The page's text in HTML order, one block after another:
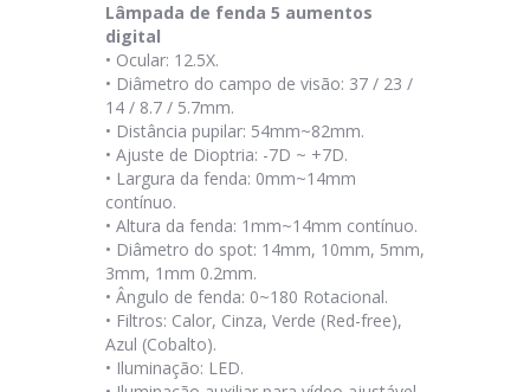
Lâmpada de fenda 5 aumentos
digital
• Ocular: 12.5X.
• Diâmetro do campo de visão: 37 / 23 /
14 / 8.7 / 5.7mm.
• Distância pupilar: 54mm~82mm.
• Ajuste de Dioptria: -7D ~ +7D.
• Largura da fenda: 0mm~14mm
contínuo.
• Altura da fenda: 1mm~14mm contínuo.
• Diâmetro do spot: 14mm, 10mm, 5mm,
3mm, 1mm 0.2mm.
• Ângulo de fenda: 0~180 Rotacional.
• Filtros: Calor, Cinza, Verde (Red-free),
Azul (Cobalto).
• Iluminação: LED.